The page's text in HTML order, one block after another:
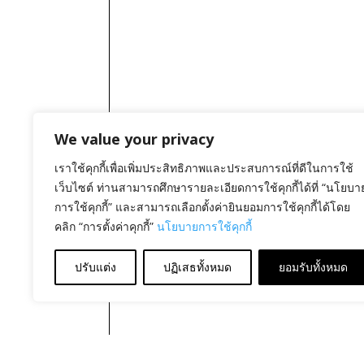
We value your privacy
เราใช้คุกกี้เพื่อเพิ่มประสิทธิภาพและประสบการณ์ที่ดีในการใช้
เว็บไซต์ ท่านสามารถศึกษารายละเอียดการใช้คุกกี้ได้ที่ “นโยบา
การใช้คุกกี้” และสามารถเลือกตั้งค่ายินยอมการใช้คุกกี้ได้โดย
คลิก “การตั้งค่าคุกกี้” นโยบายการใช้คุกกี้
ปรับแต่ง ปฏิเสธทั้งหมด ยอมรับทั้งหมด